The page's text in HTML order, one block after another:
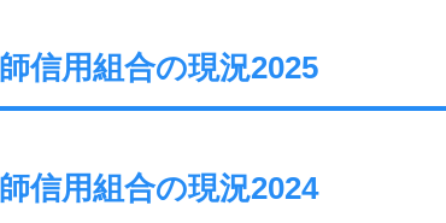
信用組合の現況2025
信用組合の現況2024